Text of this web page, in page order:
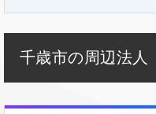
千歳市の周辺法人